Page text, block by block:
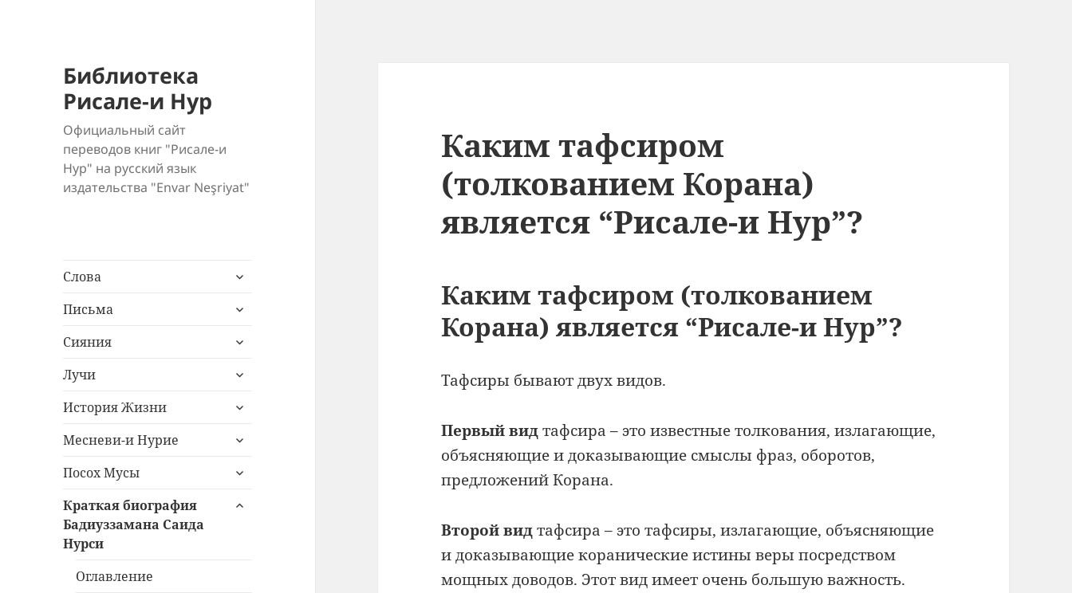
Библиотека
Рисале-и Нур
Официальный сайт
переводов книг "Рисале-и
Нур" на русский язык
издательства "Envar Neşriyat"
Слова
раскрыть
меню
Письма
раскрыть
меню
Сияния
раскрыть
меню
Лучи
раскрыть
меню
История Жизни
раскрыть
меню
Месневи-и Нурие
раскрыть
меню
Посох Мусы
раскрыть
меню
Краткая биография
Бадиуззамана Саида
Нурси
раскрыть
Оглавление
Каким тафсиром
(толкованием Корана)
является “Рисале-и Нур”?
Каким тафсиром (толкованием
Корана) является “Рисале-и Нур”?
Тафсиры бывают двух видов.
Первый видтафсира – это известные толкования, излагающие,
объясняющие и доказывающие смыслы фраз, оборотов,
предложений Корана.
Второй видтафсира – это тафсиры, излагающие, объясняющие
и доказывающие коранические истины веры посредством
мощных доводов. Этот вид имеет очень большую важность.